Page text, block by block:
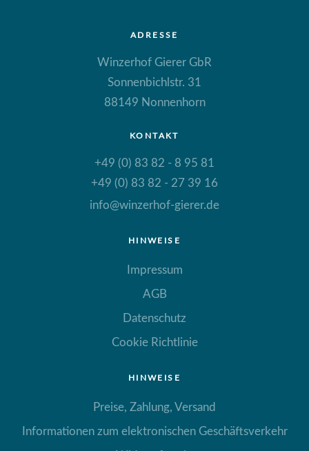
ADRESSE
Winzerhof Gierer GbR
Sonnenbichlstr. 31
88149 Nonnenhorn
KONTAKT
+49 (0) 83 82 - 8 95 81
+49 (0) 83 82 - 27 39 16
info@winzerhof-gierer.de
HINWEISE
Impressum
AGB
Datenschutz
Cookie Richtlinie
HINWEISE
Preise, Zahlung, Versand
Informationen zum elektronischen Geschäftsverkehr